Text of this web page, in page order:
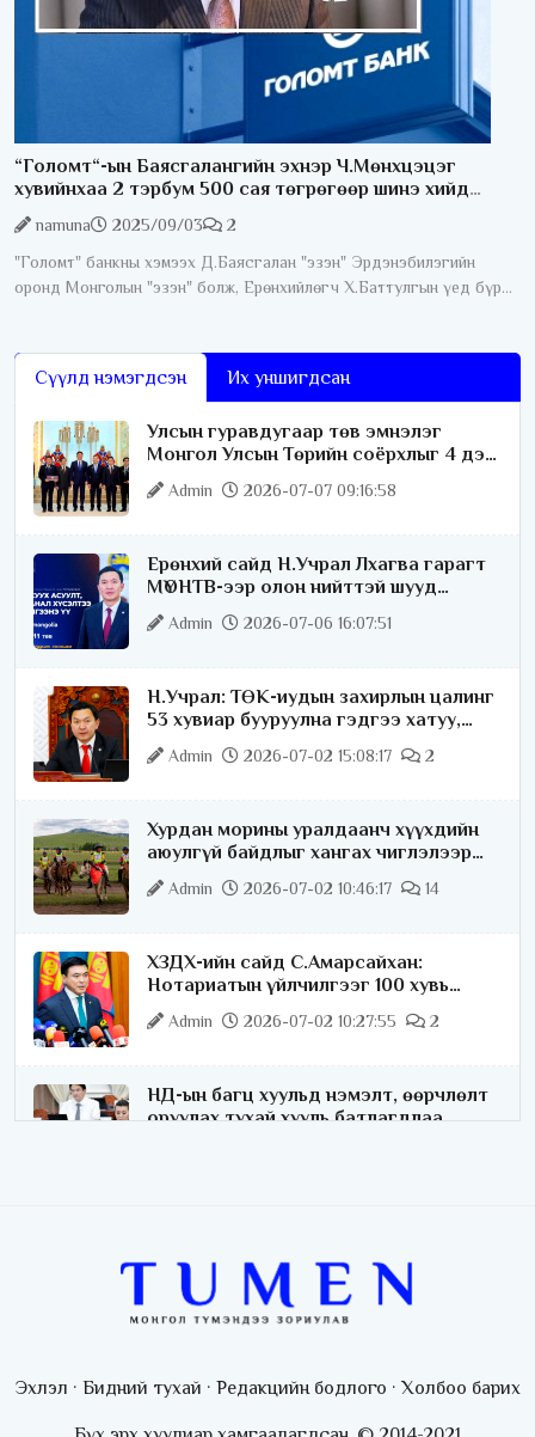
“Голомт“-ын Баясгалангийн эхнэр Ч.Мөнхцэцэг
хувийнхаа 2 тэрбум 500 сая төгрөгөөр шинэ хийд
бариуллаа
namuna 2025/09/03
2
"Голомт" банкны хэмээх Д.Баясгалан "эзэн" Эрдэнэбилэгийн
оронд Монголын "эзэн" болж, Ерөнхийлөгч Х.Баттулгын үед бүр
Сүүлд нэмэгдсэн Их уншигдсан
Улсын гуравдугаар төв эмнэлэг
Монгол Улсын Төрийн соёрхлыг 4 дэх
удаагаа хүртлээ
Admin 2026-07-07 09:16:58
Ерөнхий сайд Н.Учрал Лхагва гарагт
МҮОНТВ-ээр олон нийттэй шууд
ярилцана
Admin 2026-07-06 16:07:51
Н.Учрал: ТӨК-иудын захирлын цалинг
53 хувиар бууруулна гэдгээ хатуу,
хариуцлагатайгаар хэлье
Admin 2026-07-02 15:08:17 2
Хурдан морины уралдаанч хүүхдийн
аюулгүй байдлыг хангах чиглэлээр
ажиллаж байна
Admin 2026-07-02 10:46:17 14
ХЗДХ-ийн сайд С.Амарсайхан:
Нотариатын үйлчилгээг 100 хувь
цахимжуулна
Admin 2026-07-02 10:27:55 2
НД-ын багц хуульд нэмэлт, өөрчлөлт
оруулах тухай хууль батлагдлаа
хяналт тавина
Admin 2026-07-02 09:10:46
барилдааныг 3 өдөрт шилжүүлбэл
Эхлэл · Бидний тухай · Редакцийн бодлого ·Холбоо барих